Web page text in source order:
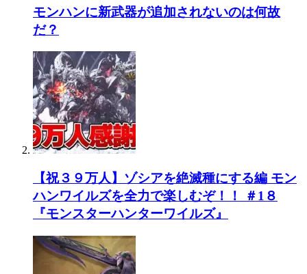
モンハンに新武器が追加されないのは何故
だ？
【祝３９万人】ゾシアを絶滅種にする編 モン
ハンワイルズを全力で楽しむぞ！！ ＃1８
『モンスターハンターワイルズ』